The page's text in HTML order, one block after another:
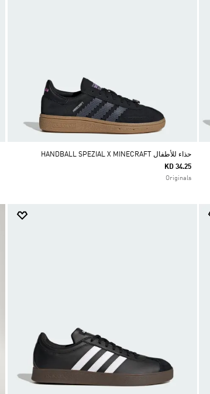
حذاء للأطفال HANDBALL SPEZIAL X MINECRAFT
KD 34.25
Originals